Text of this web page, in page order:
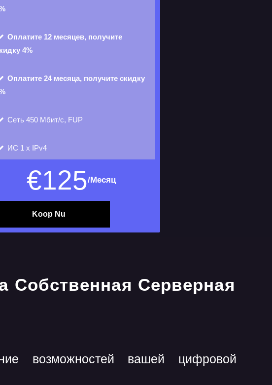
Оплатите 12 месяцев, получите
4%
Оплатите 24 месяца, получите скидку
Сеть 450 Мбит/с, FUP
ИС 1 х IPv4
€125/Месяц
Koop Nu
возможностей вашей цифровой